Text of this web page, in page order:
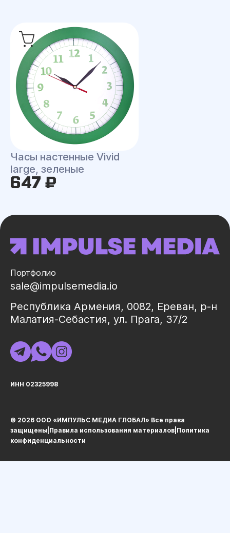
Часы настенные Vivid
large, зеленые
647 ₽
Портфолио
sale@impulsemedia.io
Республика Армения, 0082, Ереван, р-н
Малатия-Себастия, ул. Прага, 37/2
ИНН 02325998
© 2026 ООО «ИМПУЛЬС МЕДИА ГЛОБАЛ» Все права
защищеныㅤ|ㅤ Правила использования материалов Политика
конфиденциальности